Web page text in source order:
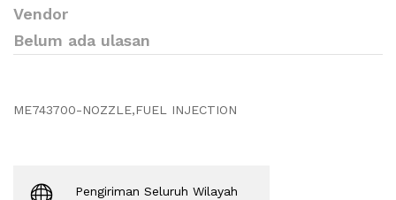
Vendor
Belum ada ulasan
ME743700-NOZZLE,FUEL INJECTION
Pengiriman Seluruh Wilayah